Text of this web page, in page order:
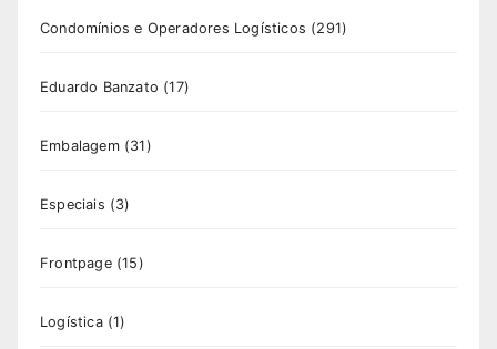
Condomínios e Operadores Logísticos (291)
Eduardo Banzato (17)
Embalagem(31)
Especiais (3)
Frontpage(15)
Logística(1)